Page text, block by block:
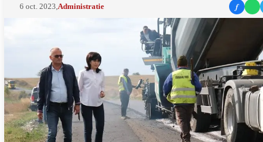
6 oct. 2023 Administratie f